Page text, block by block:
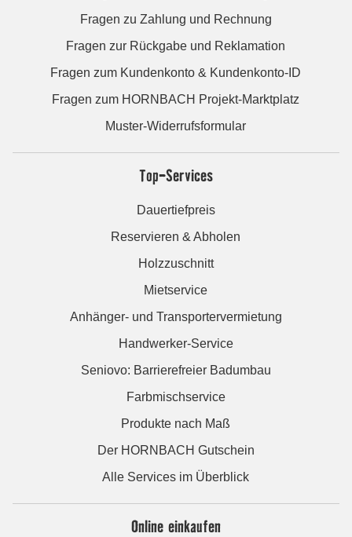
Fragen zu Zahlung und Rechnung
Fragen zur Rückgabe und Reklamation
Fragen zum Kundenkonto & Kundenkonto-ID
Fragen zum HORNBACH Projekt-Marktplatz
Muster-Widerrufsformular
Top-Services
Dauertiefpreis
Reservieren & Abholen
Holzzuschnitt
Mietservice
Anhänger- und Transportervermietung
Handwerker-Service
Seniovo: Barrierefreier Badumbau
Farbmischservice
Produkte nach Maß
Der HORNBACH Gutschein
Alle Services im Überblick
Online einkaufen